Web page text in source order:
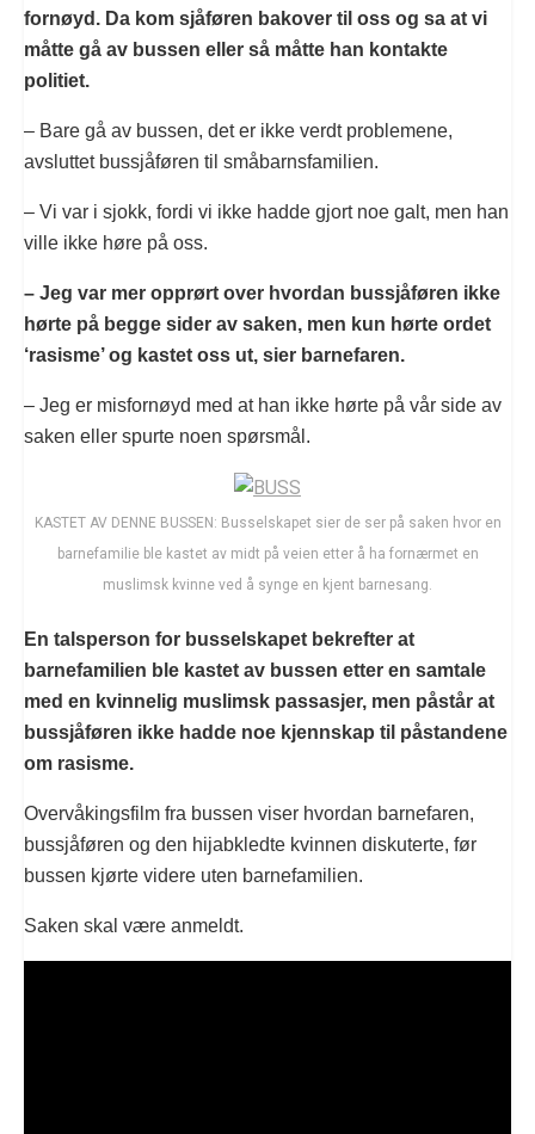
fornøyd. Da kom sjåføren bakover til oss og sa at vi
måtte gå av bussen eller så måtte han kontakte
politiet.
– Bare gå av bussen, det er ikke verdt problemene,
avsluttet bussjåføren til småbarnsfamilien.
– Vi var i sjokk, fordi vi ikke hadde gjort noe galt, men han
ville ikke høre på oss.
– Jeg var mer opprørt over hvordan bussjåføren ikke
hørte på begge sider av saken, men kun hørte ordet
‘rasisme’ og kastet oss ut, sier barnefaren.
– Jeg er misfornøyd med at han ikke hørte på vår side av
saken eller spurte noen spørsmål.
KASTET AV DENNE BUSSEN: Busselskapet sier de ser på saken hvor en
barnefamilie ble kastet av midt på veien etter å ha fornærmet en
muslimsk kvinne ved å synge en kjent barnesang.
En talsperson for busselskapet bekrefter at
barnefamilien ble kastet av bussen etter en samtale
med en kvinnelig muslimsk passasjer, men påstår at
bussjåføren ikke hadde noe kjennskap til påstandene
om rasisme.
Overvåkingsfilm fra bussen viser hvordan barnefaren,
bussjåføren og den hijabkledte kvinnen diskuterte, før
bussen kjørte videre uten barnefamilien.
Saken skal være anmeldt.